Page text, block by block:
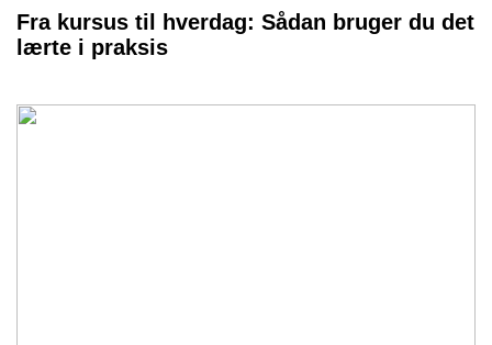
Fra kursus til hverdag: Sådan bruger du det
lærte i praksis